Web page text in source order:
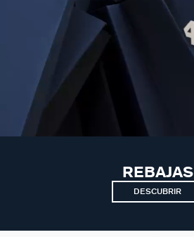
REBAJAS
DESCUBRIR